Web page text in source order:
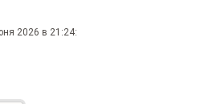
2026 в 21:24: